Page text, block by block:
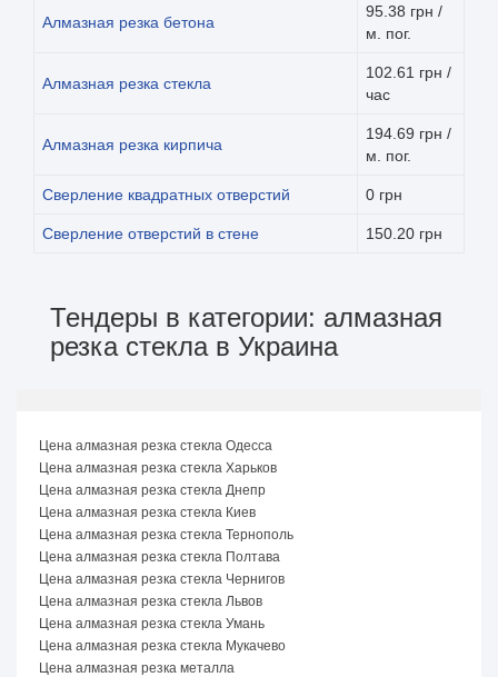
Алмазная резка бетона
95.38 грн /
м. пог.
Алмазная резка стекла
102.61 грн /
час
Алмазная резка кирпича
194.69 грн /
м. пог.
Сверление квадратных отверстий 0 грн
Сверление отверстий в стене 150.20 грн
Тендеры в категории: алмазная
резка стекла в Украина
Цена алмазная резка стекла Одесса
Цена алмазная резка стекла Харьков
Цена алмазная резка стекла Днепр
Цена алмазная резка стекла Киев
Цена алмазная резка стекла Тернополь
Цена алмазная резка стекла Полтава
Цена алмазная резка стекла Чернигов
Цена алмазная резка стекла Львов
Цена алмазная резка стекла Умань
Цена алмазная резка стекла Мукачево
Цена алмазная резка металла